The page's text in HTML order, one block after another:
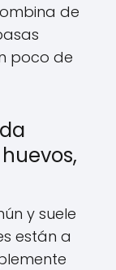
de
poco de
y suele
están a